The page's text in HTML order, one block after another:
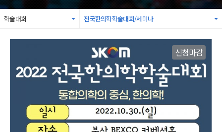
학술대회 전국한의학학술대회/세미나
신청마감